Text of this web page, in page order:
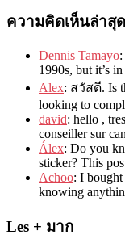
ความคิดเห็นล่าสุด
Dennis Tamayo:
1990s, but it’s
Alex: สวัสดี. Is
looking to
david: hello ,
conseiller sur
Álex: Do you
sticker? This
Achoo: I bought
knowing
Les + มาก